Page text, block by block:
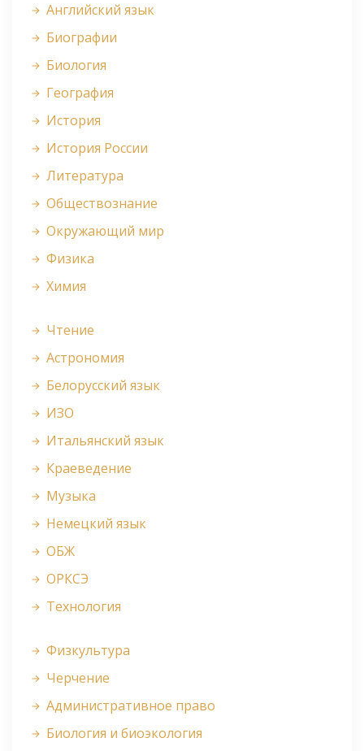
Английский язык
Биографии
Биология
География
История
История России
Литература
Обществознание
Окружающий мир
Физика
Химия
Чтение
Астрономия
Белорусский язык
ИЗО
Итальянский язык
Краеведение
Музыка
Немецкий язык
ОБЖ
ОРКСЭ
Технология
Физкультура
Черчение
Административное право
Биология и биоэкология